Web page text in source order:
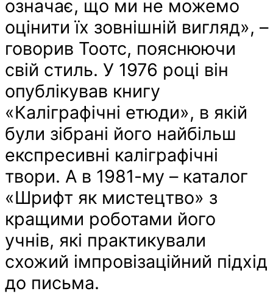
означає, що ми не можемо
оцінити їх зовнішній вигляд», –
говорив Тоотс, пояснюючи
свій стиль. У 1976 році він
опублікував книгу
«Каліграфічні етюди», в якій
були зібрані його найбільш
експресивні каліграфічні
твори. А в 1981-му – каталог
«Шрифт як мистецтво» з
кращими роботами його
учнів, які практикували
схожий імпровізаційний підхід
до письма.